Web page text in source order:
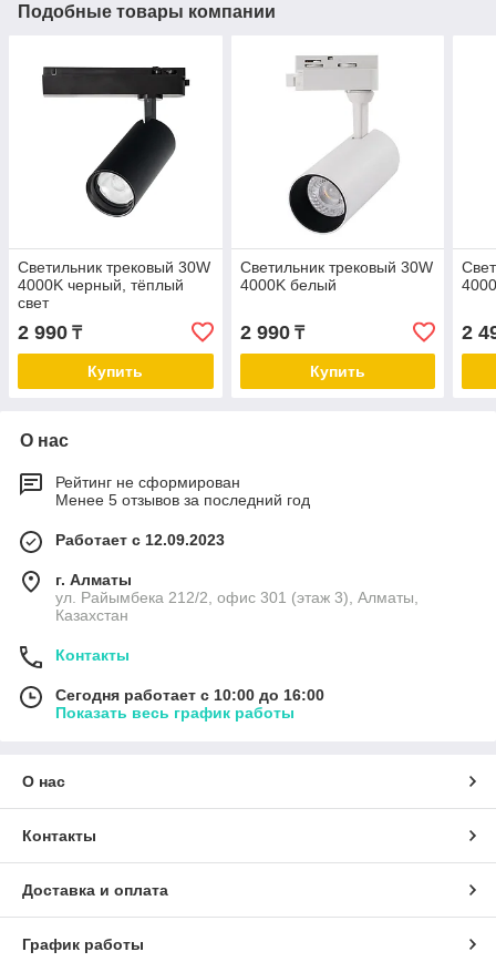
Подобные товары компании
Светильник трековый 30W
4000K черный, тёплый
свет
2 990 ₸
Купить
Светильник трековый 30W
4000K белый
2 990₸
Купить
2
О нас
Рейтинг не сформирован
Менее 5 отзывов за последний год
Работает с 12.09.2023
г. Алматы
ул. Райымбека 212/2, офис 301 (этаж 3), Алматы,
Казахстан
Контакты
Сегодня работает с 10:00 до 16:00
Показать весь график работы
О нас
Контакты
Доставка и оплата
График работы